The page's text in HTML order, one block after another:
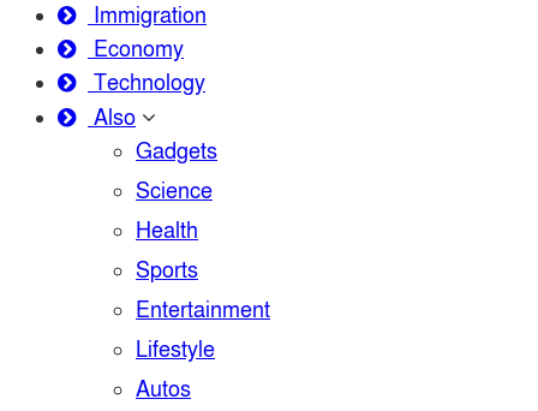
Immigration
Economy
Technology
Also
Gadgets
Science
Health
Sports
Entertainment
Lifestyle
Autos